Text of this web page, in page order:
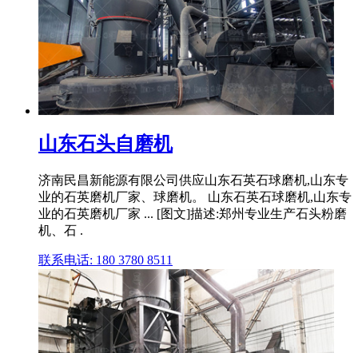
山东石头自磨机
济南民昌新能源有限公司供应山东石英石球磨机,山东专
业的石英磨机厂家、球磨机。 山东石英石球磨机,山东专
业的石英磨机厂家 ... [图文]描述:郑州专业生产石头粉磨
机、石 .
联系电话: 180 3780 8511